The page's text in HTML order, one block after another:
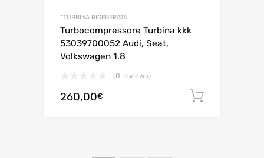
*TURBINA RIGENERATA
Turbocompressore Turbina kkk
53039700052 Audi, Seat,
Volkswagen 1.8
(0 reviews)
260,00€